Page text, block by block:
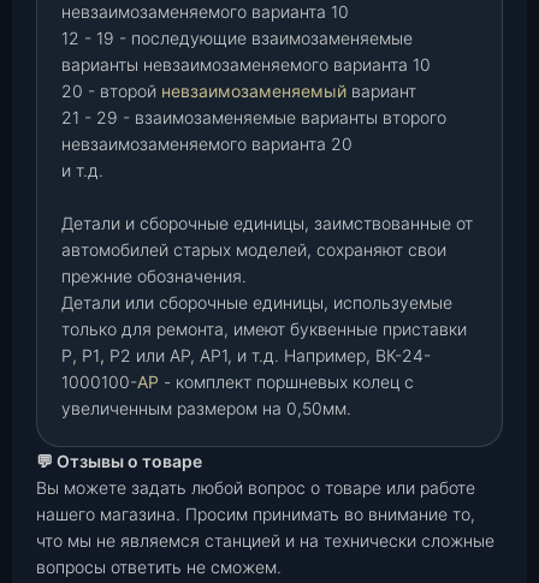
невзаимозаменяемого варианта 10
12 - 19 - последующие взаимозаменяемые
варианты невзаимозаменяемого варианта 10
20 - второй невзаимозаменяемый вариант
21 - 29 - взаимозаменяемые варианты второго
невзаимозаменяемого варианта 20
и т.д.
Детали и сборочные единицы, заимствованные от
автомобилей старых моделей, сохраняют свои
прежние обозначения.
Детали или сборочные единицы, используемые
только для ремонта, имеют буквенные приставки
Р, Р1, Р2 или АР, АР1, и т.д. Например, ВК-24-
1000100-АР - комплект поршневых колец с
увеличенным размером на 0,50мм.
💬 Отзывы о товаре
Вы можете задать любой вопрос о товаре или работе
нашего магазина. Просим принимать во внимание то,
что мы не являемся станцией и на технически сложные
вопросы ответить не сможем.